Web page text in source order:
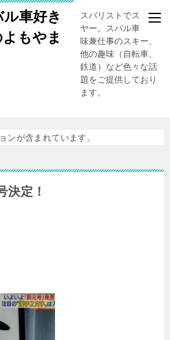
車好き
もやま
スバリストでスキー
ヤー。スバル車、趣
味兼仕事のスキー、
他の趣味（自転車、
鉄道）など色々な話
題をご提供しており
ます。
ンが含まれています。
決定！